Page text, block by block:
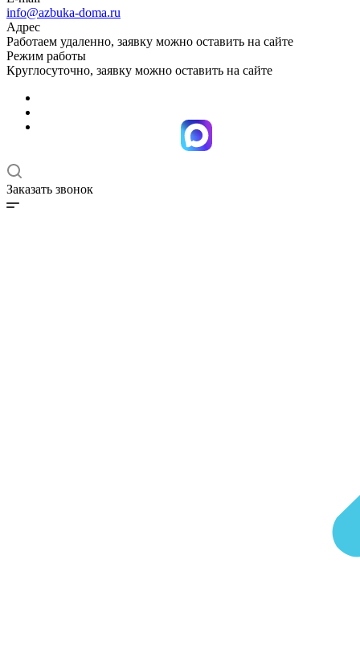
info@azbuka-doma.ru
Адрес
Работаем удаленно, заявку можно оставить на сайте
Режим работы
Круглосуточно, заявку можно оставить на сайте
Заказать звонок